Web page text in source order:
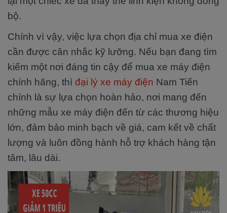
bộ.
Chính vì vậy, việc lựa chọn địa chỉ mua xe điện
cần được cân nhắc kỹ lưỡng. Nếu bạn đang tìm
kiếm một nơi đáng tin cậy để mua xe máy điện
chính hãng, thì đại lý xe máy điện Nam Tiến
chính là sự lựa chọn hoàn hảo, nơi mang đến
những mẫu xe máy điện đến từ các thương hiệu
lớn, đảm bảo minh bạch về giá, cam kết về chất
lượng và luôn đồng hành hỗ trợ khách hàng tận
tâm, lâu dài.